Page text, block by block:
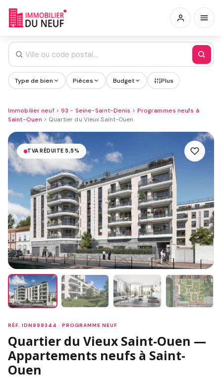
Type de bien Pièces Budget Plus
Immobilier neuf> 93 - Seine-Saint-Denis > Programmes neufs à
Saint-Ouen > Quartier du Vieux Saint-Ouen
TVA RÉDUITE 5,5%
RÉF. IDN898344 · PROGRAMME NEUF
Quartier du Vieux Saint-Ouen —
Appartements neufs à Saint-
Ouen